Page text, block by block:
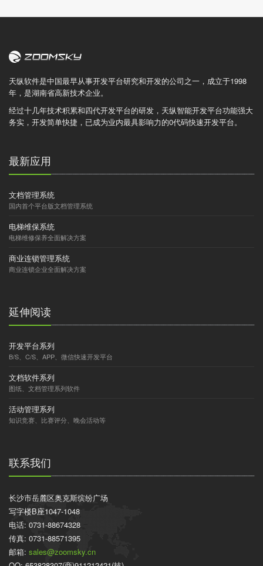
天纵软件是中国最早从事开发平台研究和开发的公司之一，成立于1998
年，是湖南省高新技术企业。
经过十几年技术积累和四代开发平台的研发，天纵智能开发平台功能强大
务实，开发简单快捷，已成为业内最具影响力的0代码快速开发平台。
最新应用
文档管理系统
国内首个平台版文档管理系统
电梯维保系统
电梯维修保养全面解决方案
商业连锁管理系统
商业连锁企业全面解决方案
延伸阅读
开发平台系列
B/S、C/S、APP、微信快速开发平台
文档软件系列
图纸、文档管理系列软件
活动管理系列
知识竞赛、比赛评分、晚会活动等
联系我们
长沙市岳麓区奥克斯缤纷广场
写字楼B座1047-1048
电话: 0731-88674328
传真: 0731-88571395
邮箱: sales@zoomsky.cn